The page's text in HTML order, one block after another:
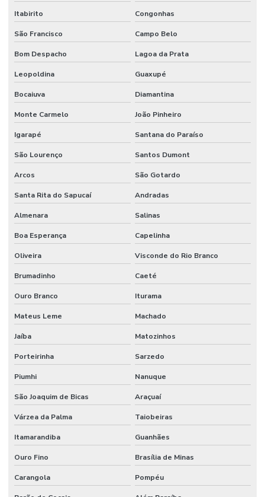
Sistema preventivo de incêndio
Sistema de proteção e combate a incêndio
Sistema de proteção contra descargas atmosféricas
Sistema de proteção contra incêndio
Sistema de sprinkler
Sistema de supressão de incêndio
Sistemas de incêndio
Terraplenagem industrial
Tubulação de agua industrial
Tubulação para coifa industrial
Tubulação hidraulica industrial
Valor de projeto de combate a incêndio
Valor projeto preventivo de incêndio
Itabirito Congonhas
São Francisco Campo Belo
Bom Despacho Lagoa da Prata
Leopoldina Guaxupé
Bocaiuva Diamantina
Monte Carmelo João Pinheiro
Igarapé Santana do Paraíso
São Lourenço Santos Dumont
Arcos São Gotardo
Santa Rita do Sapucaí Andradas
Almenara Salinas
Boa Esperança Capelinha
Oliveira Visconde do Rio Branco
Brumadinho Caeté
Ouro Branco Iturama
Mateus Leme Machado
Jaíba Matozinhos
Porteirinha Sarzedo
Piumhi Nanuque
São Joaquim de Bicas Araçuaí
Várzea da Palma Taiobeiras
Itamarandiba Guanhães
Ouro Fino Brasília de Minas
Carangola Pompéu